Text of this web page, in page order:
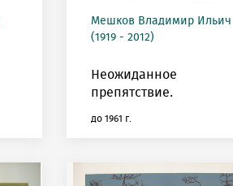
Мешков Владимир Ильич
(1919 - 2012)
Неожиданное
препятствие.
до 1961 г.